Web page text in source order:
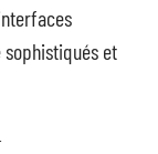
et